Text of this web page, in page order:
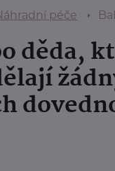
péče
děda,